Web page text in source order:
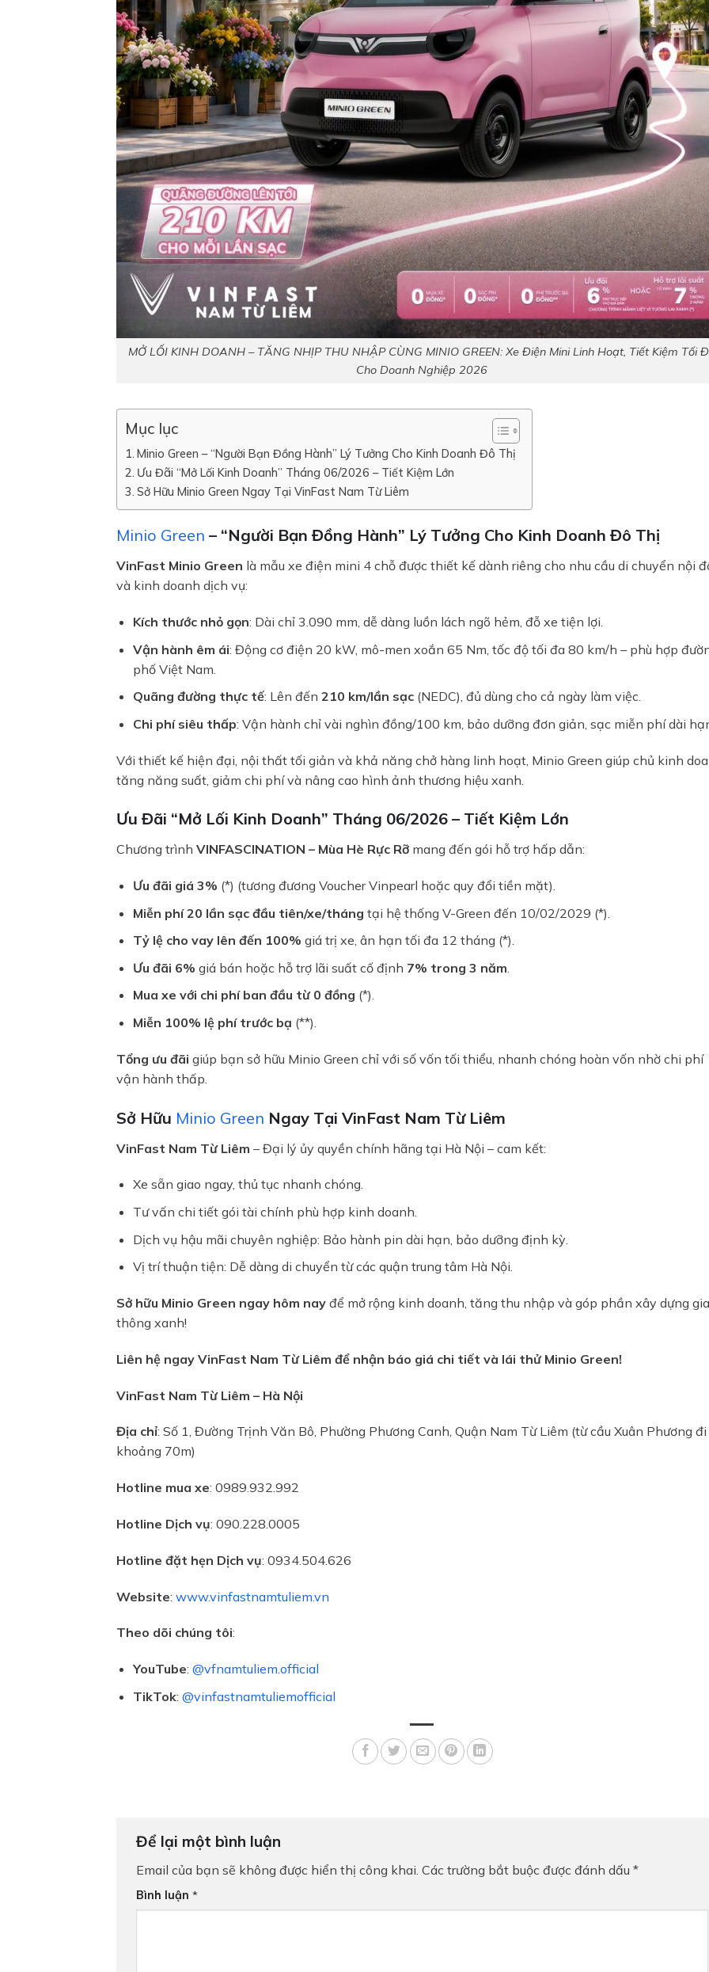
BÁO GIÁ LĂN BÁNH & LÁI THỬ XE
Nhận báo giá Ưu Đãi tháng 08/2026 & Quà tặng hấp dẫn
MỞ LỐI KINH DOANH – TĂNG NHỊP THU NHẬP CÙNG MINIO GREEN: Xe Điện Mini Linh Hoạt, Tiết Kiệm Tối
Cho Doanh Nghiệp 2026
Mục lục
Minio Green – “Người Bạn Đồng Hành” Lý Tưởng Cho Kinh Doanh Đô Thị
Ưu Đãi “Mở Lối Kinh Doanh” Tháng 06/2026 – Tiết Kiệm Lớn
Sở Hữu Minio Green Ngay Tại VinFast Nam Từ Liêm
Minio Green – “Người Bạn Đồng Hành” Lý Tưởng Cho Kinh Doanh Đô Thị
VinFast Minio Green là mẫu xe điện mini 4 chỗ được thiết kế dành riêng cho nhu cầu di chuyển nội
và kinh doanh dịch vụ:
Kích thước nhỏ gọn: Dài chỉ 3.090 mm, dễ dàng luồn lách ngõ hẻm, đỗ xe tiện lợi.
Vận hành êm ái: Động cơ điện 20 kW, mô-men xoắn 65 Nm, tốc độ tối đa 80 km/h – phù hợp
phố Việt Nam.
Quãng đường thực tế: Lên đến 210 km/lần sạc(NEDC), đủ dùng cho cả ngày làm việc.
Chi phí siêu thấp: Vận hành chỉ vài nghìn đồng/100 km, bảo dưỡng đơn giản, sạc miễn phí dài
Với thiết kế hiện đại, nội thất tối giản và khả năng chở hàng linh hoạt, Minio Green giúp chủ kinh
tăng năng suất, giảm chi phí và nâng cao hình ảnh thương hiệu xanh.
Ưu Đãi “Mở Lối Kinh Doanh” Tháng 06/2026 – Tiết Kiệm Lớn
Chương trình VINFASCINATION – Mùa Hè Rực Rỡ mang đến gói hỗ trợ hấp dẫn:
Ưu đãi giá 3% (*) (tương đương Voucher Vinpearl hoặc quy đổi tiền mặt).
Miễn phí 20 lần sạc đầu tiên/xe/tháng tại hệ thống V-Green đến 10/02/2029 (*).
Tỷ lệ cho vay lên đến 100% giá trị xe, ân hạn tối đa 12 tháng (*).
Ưu đãi 6% giá bán hoặc hỗ trợ lãi suất cố định 7% trong 3 năm
Mua xe với chi phí ban đầu từ 0 đồng (*).
Miễn 100% lệ phí trước bạ (**).
Tổng ưu đãi giúp bạn sở hữu Minio Green chỉ với số vốn tối thiểu, nhanh chóng hoàn vốn nhờ chi phí
vận hành thấp.
Sở Hữu Minio Green Ngay Tại VinFast Nam Từ Liêm
VinFast Nam Từ Liêm – Đại lý ủy quyền chính hãng tại Hà Nội – cam kết:
Xe sẵn giao ngay, thủ tục nhanh chóng.
Tư vấn chi tiết gói tài chính phù hợp kinh doanh.
Dịch vụ hậu mãi chuyên nghiệp: Bảo hành pin dài hạn, bảo dưỡng định kỳ.
Vị trí thuận tiện: Dễ dàng di chuyển từ các quận trung tâm Hà Nội.
Sở hữu Minio Green ngay hôm nay để mở rộng kinh doanh, tăng thu nhập và góp phần xây dựng
thông xanh!
Liên hệ ngay VinFast Nam Từ Liêm để nhận báo giá chi tiết và lái thử Minio Green!
VinFast Nam Từ Liêm – Hà Nội
Địa chỉ: Số 1, Đường Trịnh Văn Bô, Phường Phương Canh, Quận Nam Từ Liêm (từ cầu Xuân Phương đi
khoảng 70m)
Hotline mua xe: 0989.932.992
Hotline Dịch vụ: 090.228.0005
Hotline đặt hẹn Dịch vụ: 0934.504.626
Website: www.vinfastnamtuliem.vn
Theo dõi chúng tôi:
YouTube: @vfnamtuliem.official
TikTok: @vinfastnamtuliemofficial
Để lại một bình luận
Email của bạn sẽ không được hiển thị công khai. Các trường bắt buộc được đánh dấu *
Bình luận *